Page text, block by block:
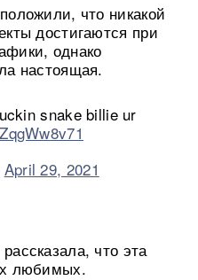
что никакой
достигаются при
однако
настоящая.
snake billie ur
April 29, 2021
что эта
любимых.